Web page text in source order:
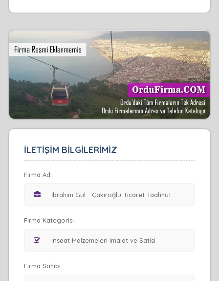
İLETİŞİM BİLGİLERİMİZ
Firma Adı
Firma Kategorisi
Firma Sahibi